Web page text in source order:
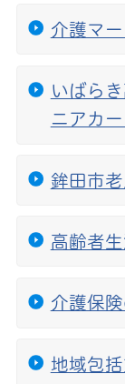
介護マ
いばら
ニアカー
鉾田市
高齢者
介護保
地域包